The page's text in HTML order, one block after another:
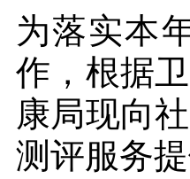
为落实本
作，根据
康局现向
测评服务提